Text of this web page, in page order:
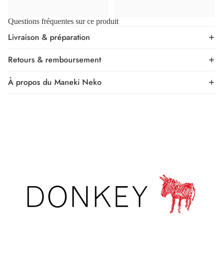
Questions fréquentes sur ce produit
Livraison & préparation
Retours & remboursement
À propos du Maneki Neko